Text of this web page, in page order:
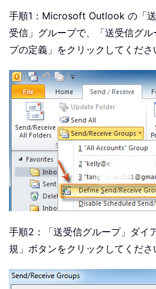
手順1：Microsoft Outlook の「
受信」グループで、「送受信グ
プの定義」をクリックしてくださ
手順2：「送受信グループ」ダイ
規」ボタンをクリックしてくださ